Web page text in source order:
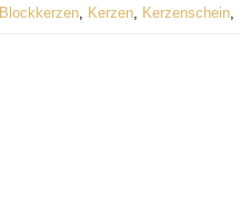
Blockkerzen, Kerzen, Kerzenschein,